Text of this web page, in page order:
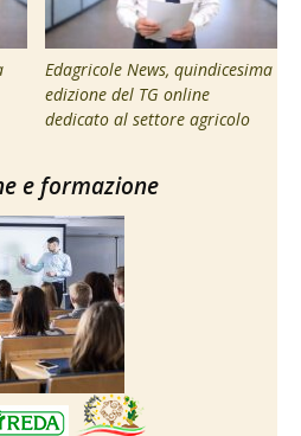
Edagricole News, quindicesima
edizione del TG online
dedicato al settore agricolo
e formazione